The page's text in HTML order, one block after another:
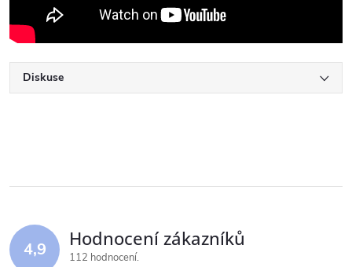
Diskuse
4,9 Hodnocení zákazníků
112 hodnocení